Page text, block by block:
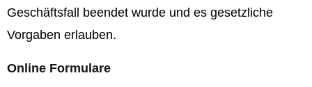
Geschäftsfall beendet wurde und es gesetzliche
Vorgaben erlauben.
Online Formulare